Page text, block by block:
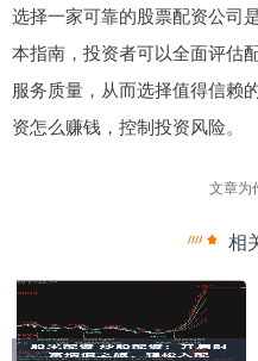
选择一家可靠的股票配资公司
本指南，投资者可以全面评估
服务质量，从而选择值得信赖
资怎么赚钱，控制投资风险。
文章为
相